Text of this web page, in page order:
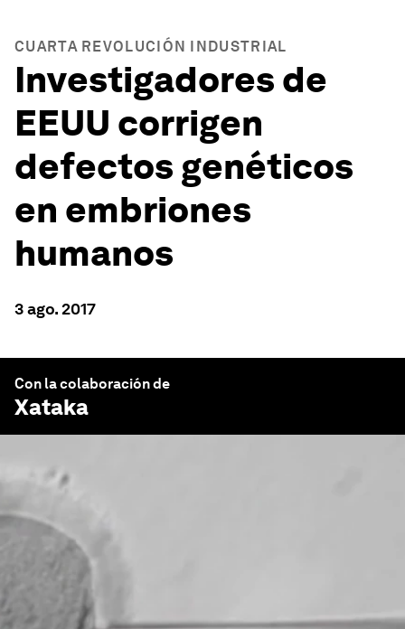
CUARTA REVOLUCIÓN INDUSTRIAL
Investigadores de
EEUU corrigen
defectos genéticos
en embriones
humanos
3 ago. 2017
Con la colaboración de
Xataka